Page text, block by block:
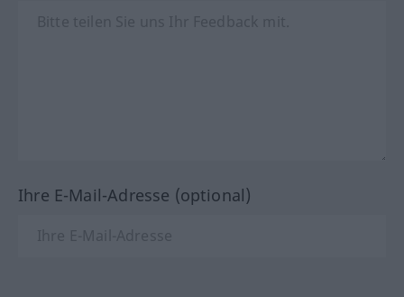
Ihre E-Mail-Adresse (optional)